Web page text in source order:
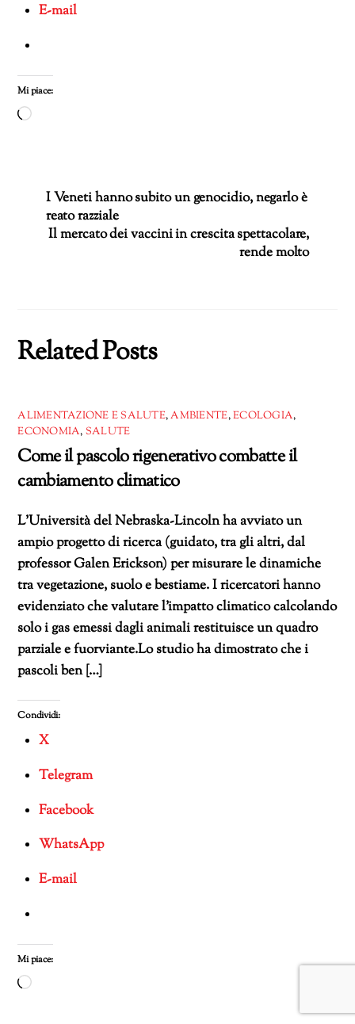
E-mail
Mi piace:
Caricamento
I Veneti hanno subito un genocidio, negarlo è
reato razziale
Il mercato dei vaccini in crescita spettacolare,
rende molto
Related Posts
ALIMENTAZIONE E SALUTE,AMBIENTE,ECOLOGIA,
ECONOMIA, SALUTE
Come il pascolo rigenerativo combatte il
cambiamento climatico
L’Università del Nebraska-Lincoln ha avviato un
ampio progetto di ricerca (guidato, tra gli altri, dal
professor Galen Erickson) per misurare le dinamiche
tra vegetazione, suolo e bestiame. I ricercatori hanno
evidenziato che valutare l’impatto climatico calcolando
solo i gas emessi dagli animali restituisce un quadro
parziale e fuorviante.Lo studio ha dimostrato che i
pascoli ben […]
Condividi:
X
Telegram
Facebook
WhatsApp
E-mail
Mi piace:
Caricamento